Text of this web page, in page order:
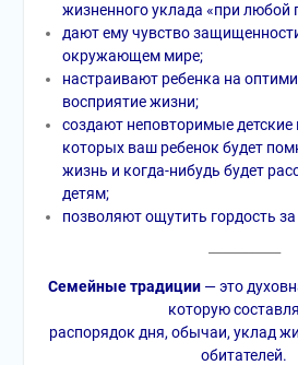
жизненного уклада «при любой
дают ему чувство
окружающем мире;
настраивают ребенка на
восприятие жизни;
создают неповторимые
которых ваш ребенок будет
жизнь и когда-нибудь будет
детям;
позволяют ощутить гордость
Семейные традиции— это
которую
распорядок дня, обычаи, уклад
обитателей.